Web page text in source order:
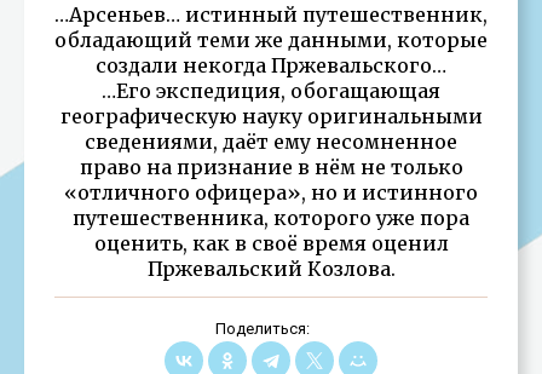
…Арсеньев… истинный путешественник,
обладающий теми же данными, которые
создали некогда Пржевальского…
…Его экспедиция, обогащающая
географическую науку оригинальными
сведениями, даёт ему несомненное
право на признание в нём не только
«отличного офицера», но и истинного
путешественника, которого уже пора
оценить, как в своё время оценил
Пржевальский Козлова.
Поделиться: